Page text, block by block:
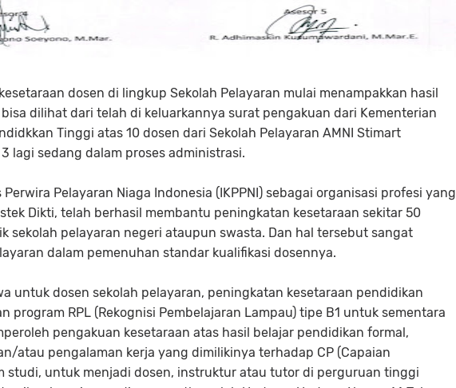
dosen di lingkup Sekolah Pelayaran mulai menampakkan hasil
dilihat dari telah di keluarkannya surat pengakuan dari Kementerian
Tinggi atas 10 dosen dari Sekolah Pelayaran AMNI Stimart
lagi sedang dalam proses administrasi.
Pelayaran Niaga Indonesia (IKPPNI) sebagai organisasi profesi yang
Dikti, telah berhasil membantu peningkatan kesetaraan sekitar 50
sekolah pelayaran negeri ataupun swasta. Dan hal tersebut sangat
dalam pemenuhan standar kualifikasi dosennya.
untuk dosen sekolah pelayaran, peningkatan kesetaraan pendidikan
program RPL (Rekognisi Pembelajaran Lampau) tipe B1 untuk sementara
pengakuan kesetaraan atas hasil belajar pendidikan formal,
atau pengalaman kerja yang dimilikinya terhadap CP (Capaian
studi, untuk menjadi dosen, instruktur atau tutor di perguruan tinggi